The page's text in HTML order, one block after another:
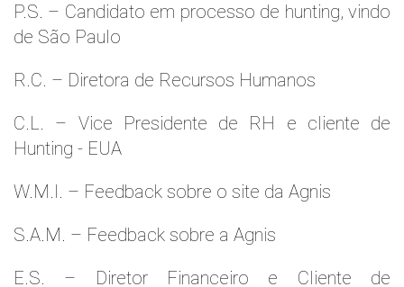
P.S. – Candidato em processo de hunting, vindo
de São Paulo
R.C. – Diretora de Recursos Humanos
C.L. – Vice Presidente de RH e cliente de
Hunting - EUA
W.M.l. – Feedback sobre o site da Agnis
S.A.M. – Feedback sobre a Agnis
E.S. – Diretor Financeiro e Cliente de